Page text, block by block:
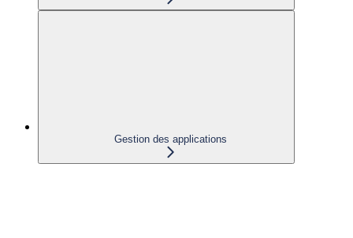
Gestion des applications